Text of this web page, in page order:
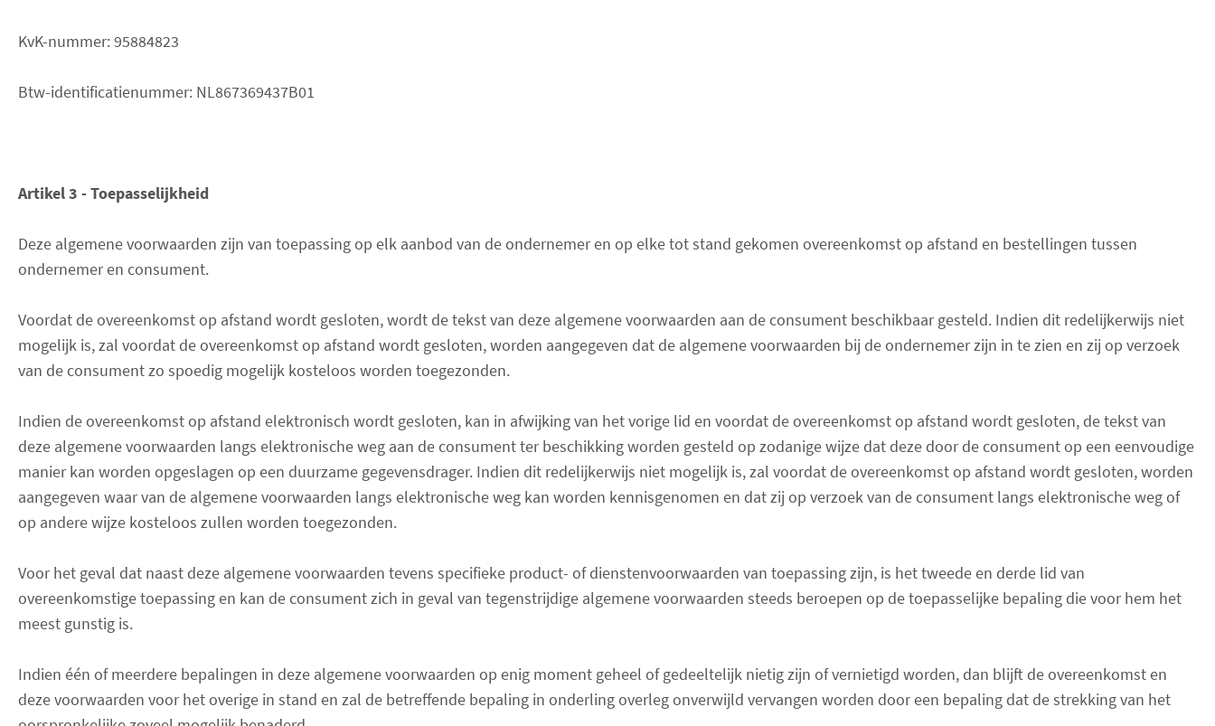
KvK-nummer: 95884823
Btw-identificatienummer: NL867369437B01
Artikel 3 - Toepasselijkheid
Deze algemene voorwaarden zijn van toepassing op elk aanbod van de ondernemer en op elke tot stand gekomen overeenkomst op afstand en bestellingen tussen
ondernemer en consument.
Voordat de overeenkomst op afstand wordt gesloten, wordt de tekst van deze algemene voorwaarden aan de consument beschikbaar gesteld. Indien dit redelijkerwijs niet
mogelijk is, zal voordat de overeenkomst op afstand wordt gesloten, worden aangegeven dat de algemene voorwaarden bij de ondernemer zijn in te zien en zij op verzoek
van de consument zo spoedig mogelijk kosteloos worden toegezonden.
Indien de overeenkomst op afstand elektronisch wordt gesloten, kan in afwijking van het vorige lid en voordat de overeenkomst op afstand wordt gesloten, de tekst van
deze algemene voorwaarden langs elektronische weg aan de consument ter beschikking worden gesteld op zodanige wijze dat deze door de consument op een eenvoudige
manier kan worden opgeslagen op een duurzame gegevensdrager. Indien dit redelijkerwijs niet mogelijk is, zal voordat de overeenkomst op afstand wordt gesloten, worden
aangegeven waar van de algemene voorwaarden langs elektronische weg kan worden kennisgenomen en dat zij op verzoek van de consument langs elektronische weg of
op andere wijze kosteloos zullen worden toegezonden.
Voor het geval dat naast deze algemene voorwaarden tevens specifieke product- of dienstenvoorwaarden van toepassing zijn, is het tweede en derde lid van
overeenkomstige toepassing en kan de consument zich in geval van tegenstrijdige algemene voorwaarden steeds beroepen op de toepasselijke bepaling die voor hem het
meest gunstig is.
Indien één of meerdere bepalingen in deze algemene voorwaarden op enig moment geheel of gedeeltelijk nietig zijn of vernietigd worden, dan blijft de overeenkomst en
deze voorwaarden voor het overige in stand en zal de betreffende bepaling in onderling overleg onverwijld vervangen worden door een bepaling dat de strekking van het